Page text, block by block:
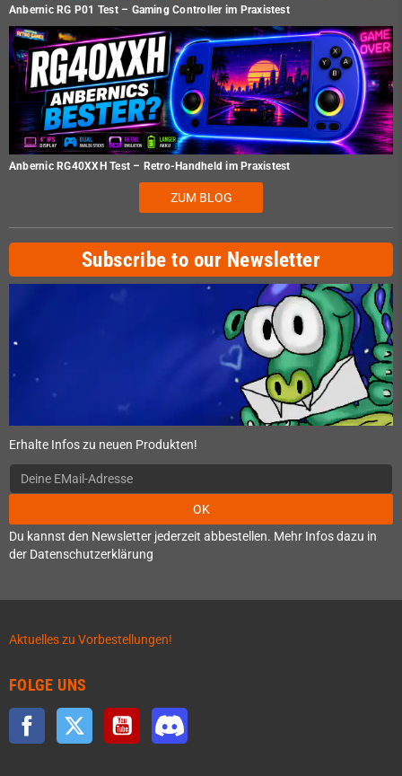
Anbernic RG P01 Test – Gaming Controller im Praxistest
Anbernic RG40XXH Test – Retro-Handheld im Praxistest
ZUM BLOG
Subscribe to our Newsletter
Erhalte Infos zu neuen Produkten!
OK
Du kannst den Newsletter jederzeit abbestellen. Mehr Infos dazu in
der Datenschutzerklärung
Aktuelles zu Vorbestellungen!
FOLGE UNS
Facebook Twitter YouTube